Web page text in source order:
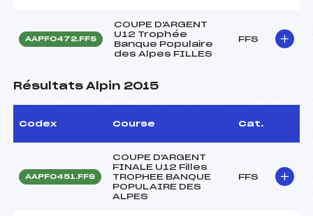
AAPF0472.FFS
COUPE D'ARGENT
U12 Trophée
Banque Populaire
des Alpes FILLES
FFS
Résultats Alpin 2015
Codex Course Cat.
AAPF0451.FFS
COUPE D'ARGENT
FINALE U12 Filles
TROPHEE BANQUE
POPULAIRE DES
ALPES
FFS